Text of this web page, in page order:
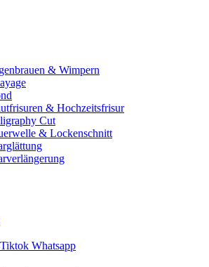
& Wimpern
& Hochzeitsfrisur
Cut
& Lockenschnitt
Tiktok Whatsapp